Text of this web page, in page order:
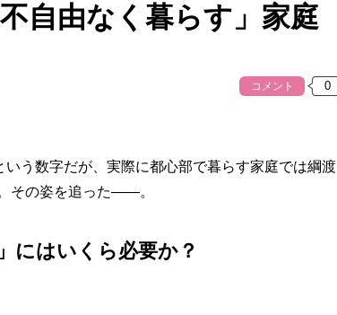
自由なく暮らす」家庭
コメント
う数字だが、実際に都心部で暮らす家庭では綱渡
その姿を追った――。
にはいくら必要か？